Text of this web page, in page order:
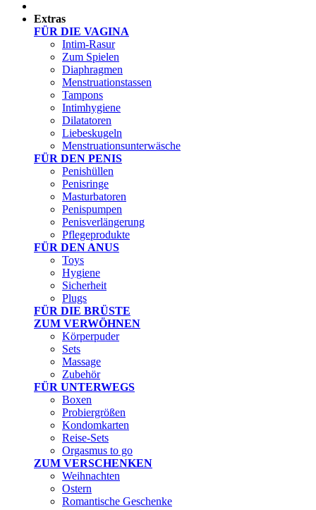
Extras
FÜR DIE VAGINA
Intim-Rasur
Zum Spielen
Diaphragmen
Menstruationstassen
Tampons
Intimhygiene
Dilatatoren
Liebeskugeln
Menstruationsunterwäsche
FÜR DEN PENIS
Penishüllen
Penisringe
Masturbatoren
Penispumpen
Penisverlängerung
Pflegeprodukte
FÜR DEN ANUS
Toys
Hygiene
Sicherheit
Plugs
FÜR DIE BRÜSTE
ZUM VERWÖHNEN
Körperpuder
Sets
Massage
Zubehör
FÜR UNTERWEGS
Boxen
Probiergrößen
Kondomkarten
Reise-Sets
Orgasmus to go
ZUM VERSCHENKEN
Weihnachten
Ostern
Romantische Geschenke